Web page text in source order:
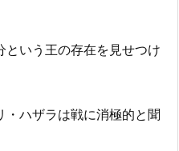
という王の存在を見せつけ
ハザラは戦に消極的と聞